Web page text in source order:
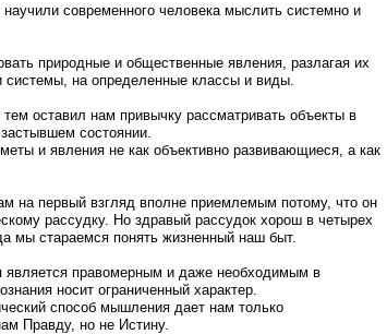
современного человека мыслить системно и
природные и общественные явления, разлагая их
системы, на определенные классы и виды.
оставил нам привычку рассматривать объекты в
состоянии.
и явления не как объективно развивающиеся, а как
на первый взгляд вполне приемлемым потому, что он
рассудку. Но здравый рассудок хорош в четырех
мы стараемся понять жизненный наш быт.
является правомерным и даже необходимым в
носит ограниченный характер.
способ мышления дает нам только
Правду, но не Истину.